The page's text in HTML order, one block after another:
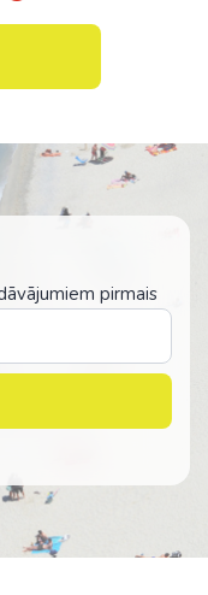
pirmais